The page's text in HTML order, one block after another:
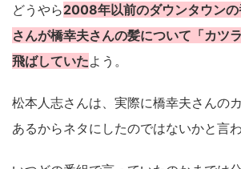
どうやら2008年以前のダウンタウン
さんが橋幸夫さんの髪について「カツ
飛ばしていたよう。
松本人志さんは、実際に橋幸夫さんの
あるからネタにしたのではないかと言